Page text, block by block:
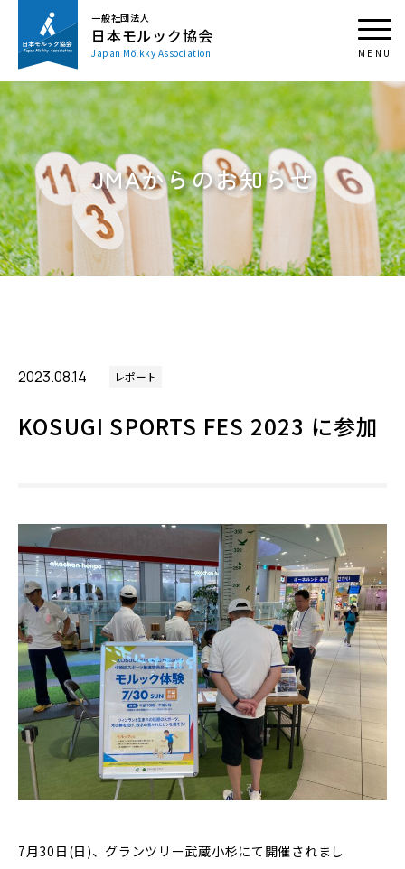
一般社団法人
日本モルック協会
Japan Mölkky Association
JMAからのお知らせ
2023.08.14 レポート
KOSUGI SPORTS FES 2023 に参加
7月30日(日)、グランツリー武蔵小杉にて開催されまし